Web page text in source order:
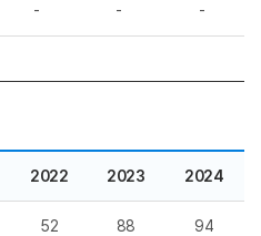
- - -
2022 2023 2024
52 88 94